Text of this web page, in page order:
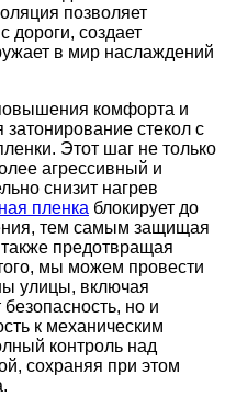
позволяет
дороги, создает
в мир наслаждений
комфорта и
стекол с
Этот шаг не только
агрессивный и
снизит нагрев
пленка блокирует до
тем самым защищая
предотвращая
мы можем провести
улицы, включая
но и
к механическим
контроль над
сохраняя при этом